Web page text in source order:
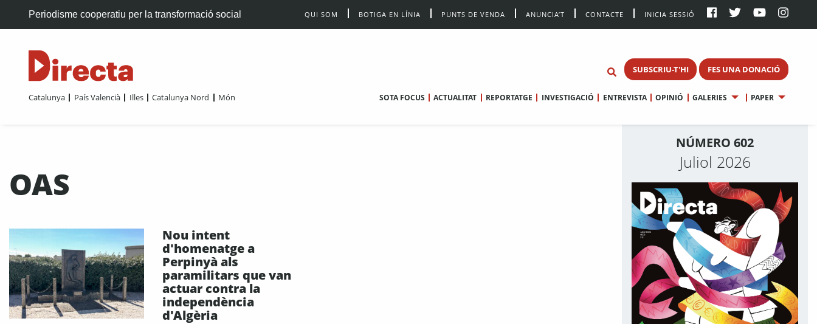
Periodisme cooperatiu per la transformació social QUI SOM BOTIGA EN LÍNIA PUNTS DE VENDA ANUNCIA’T CONTACTE INICIA SESSIÓ
SUBSCRIU-T'HI FES UNA DONACIÓ
Catalunya País Valencià Illes Catalunya Nord Món SOTA FOCUS ACTUALITAT REPORTATGE INVESTIGACIÓ ENTREVISTA OPINIÓ GALERIES PAPER
OAS
Nou intent
d'homenatge a
Perpinyà als
paramilitars que van
actuar contra la
independència
d'Algèria
NÚMERO 602
Juliol 2026